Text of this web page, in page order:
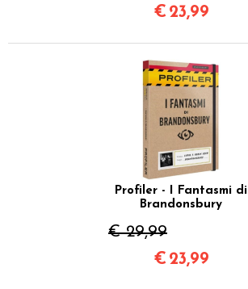
€ 23,99
Profiler - I Fantasmi di
Brandonsbury
€ 29,99
€ 23,99